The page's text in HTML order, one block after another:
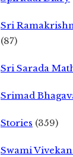
Sri
(87)
Sri Sarada
Srimad
Stories (359)
Swami